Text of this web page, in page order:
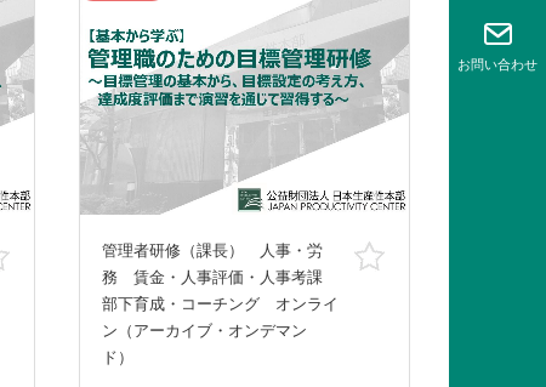
お気に入り管理者研修（課長） 人事・労
務 賃金・人事評価・人事考課
部下育成・コーチング オンライ
ン（アーカイブ・オンデマン
ド）
お問い合わせ